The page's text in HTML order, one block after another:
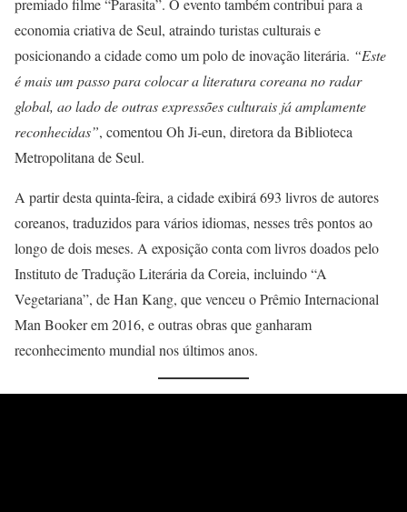
premiado filme “Parasita”. O evento também contribui para a
economia criativa de Seul, atraindo turistas culturais e
posicionando a cidade como um polo de inovação literária. “Este
é mais um passo para colocar a literatura coreana no radar
global, ao lado de outras expressões culturais já amplamente
reconhecidas”, comentou Oh Ji-eun, diretora da Biblioteca
Metropolitana de Seul.
A partir desta quinta-feira, a cidade exibirá 693 livros de autores
coreanos, traduzidos para vários idiomas, nesses três pontos ao
longo de dois meses. A exposição conta com livros doados pelo
Instituto de Tradução Literária da Coreia, incluindo “A
Vegetariana”, de Han Kang, que venceu o Prêmio Internacional
Man Booker em 2016, e outras obras que ganharam
reconhecimento mundial nos últimos anos.